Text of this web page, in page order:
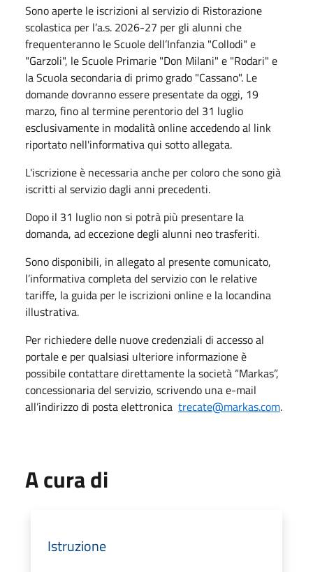
Sono aperte le iscrizioni al servizio di Ristorazione
scolastica per l’a.s. 2026-27 per gli alunni che
frequenteranno le Scuole dell’Infanzia "Collodi" e
"Garzoli", le Scuole Primarie "Don Milani" e "Rodari" e
la Scuola secondaria di primo grado "Cassano". Le
domande dovranno essere presentate da oggi, 19
marzo, fino al termine perentorio del 31 luglio
esclusivamente in modalità online accedendo al link
riportato nell'informativa qui sotto allegata.
L'iscrizione è necessaria anche per coloro che sono già
iscritti al servizio dagli anni precedenti.
Dopo il 31 luglio non si potrà più presentare la
domanda, ad eccezione degli alunni neo trasferiti.
Sono disponibili, in allegato al presente comunicato,
l’informativa completa del servizio con le relative
tariffe, la guida per le iscrizioni online e la locandina
illustrativa.
Per richiedere delle nuove credenziali di accesso al
portale e per qualsiasi ulteriore informazione è
possibile contattare direttamente la società “Markas”,
concessionaria del servizio, scrivendo una e-mail
all’indirizzo di posta elettronica trecate@markas.com.
A cura di
Istruzione